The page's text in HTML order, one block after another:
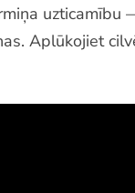
Aplūkojiet